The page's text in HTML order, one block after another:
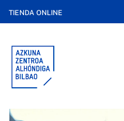
TIENDA ONLINE